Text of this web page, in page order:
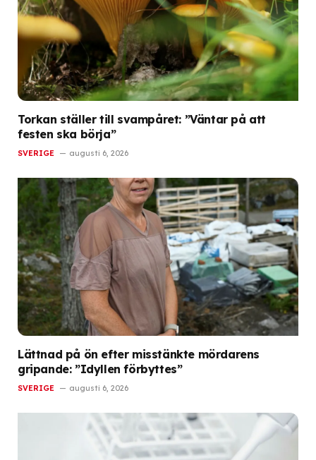
Torkan ställer till svampåret: ”Väntar på att
festen ska börja”
SVERIGE augusti 6, 2026
Lättnad på ön efter misstänkte mördarens
gripande: ”Idyllen förbyttes”
SVERIGE augusti 6, 2026